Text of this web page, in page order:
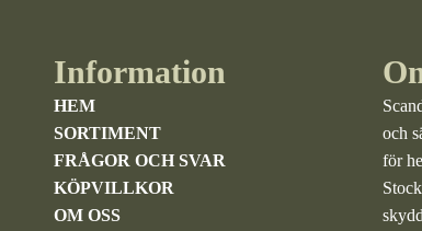
Information
HEM
SORTIMENT
FRÅGOR OCH SVAR
KÖPVILLKOR
OM OSS
och
för